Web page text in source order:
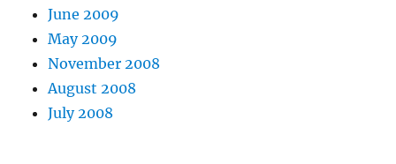
June 2009
May 2009
November 2008
August 2008
July 2008